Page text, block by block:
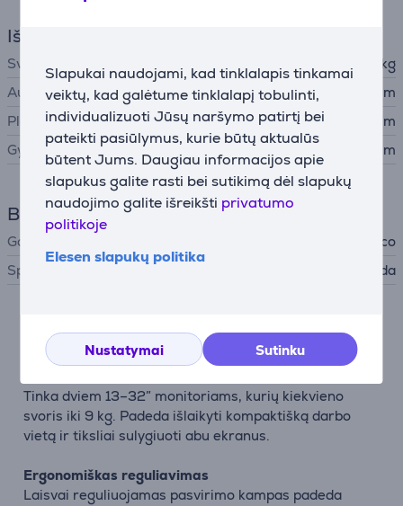
Slapukai naudojami, kad tinklalapis tinkamai
veiktų, kad galėtume tinklalapį tobulinti,
individualizuoti Jūsų naršymo patirtį bei
pateikti pasiūlymus, kurie būtų aktualūs
būtent Jums. Daugiau informacijos apie
slapukus galite rasti bei sutikimą dėl slapukų
naudojimo galite išreikšti privatumo
politikoje
Elesen slapukų politika
Nustatymai Sutinku
Išmatavimai
Svoris
3,93 kg
Aukštis
56,1 cm
Plotis
86,9 cm
Gylis
11,2 cm
Bendri parametrai
Gamintojas
Deltaco
Spalva
Juoda
Aprašymas
Tinka dviem 13–32″ monitoriams, kurių kiekvieno
svoris iki 9 kg. Padeda išlaikyti kompaktišką darbo
vietą ir tiksliai sulygiuoti abu ekranus.
Ergonomiškas reguliavimas
Laisvai reguliuojamas pasvirimo kampas padeda